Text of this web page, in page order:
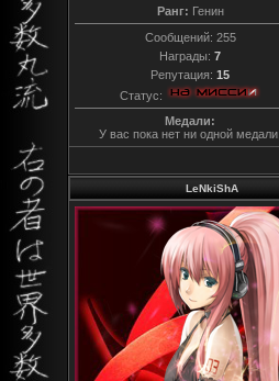
Ранг: Генин
Сообщений: 255
Награды: 7
Репутация: 15
Статус:
Медали:
У вас пока нет ни одной медали.
LeNkiShA